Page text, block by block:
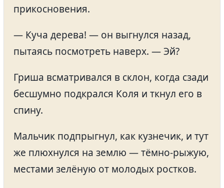
прикосновения.
— Куча дерева! — он выгнулся назад,
пытаясь посмотреть наверх. — Эй?
Гриша всматривался в склон, когда сзади
бесшумно подкрался Коля и ткнул его в
спину.
Мальчик подпрыгнул, как кузнечик, и тут
же плюхнулся на землю — тёмно-рыжую,
местами зелёную от молодых ростков.